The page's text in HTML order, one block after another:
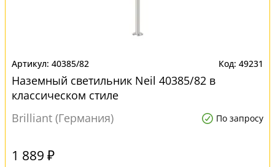
40385/82 49231
Наземный светильник Neil 40385/82 в
классическом стиле
Brilliant (Германия)
По запросу
1 889 ₽